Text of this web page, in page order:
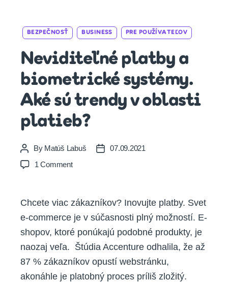
Categories
BEZPEČNOSŤ BUSINESS PRE POUŽÍVATEĽOV
Neviditeľné platby a
biometrické systémy.
Aké sú trendy v oblasti
platieb?
Post
author
By Matúš Labuš
Post07.09.2021
1 Commenton
biometrické
systémy.
Aké
sú
v
oblasti
Chcete viac zákazníkov? Inovujte platby. Svet
e-commerce je v súčasnosti plný možností. E-
shopov, ktoré ponúkajú podobné produkty, je
naozaj veľa. Štúdia Accenture odhalila, že až
87 % zákazníkov opustí webstránku,
akonáhle je platobný proces príliš zložitý.